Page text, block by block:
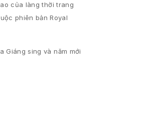
của làng thời trang
phiên bản Royal
Giáng sing và năm mới